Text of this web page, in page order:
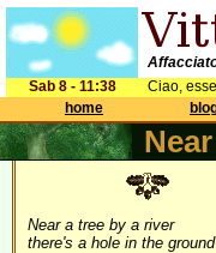
Sab 8 - 11:38
Ciao,
home
Near a tree by a river
there's a hole in the ground